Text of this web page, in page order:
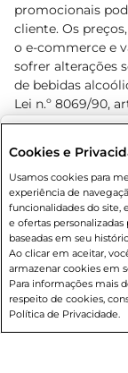
Rio de Janeiro
Caso queira
suas compras:
Entrega em
promocionais
cliente. Os
o e-commerce e
sofrer alterações
de bebidas
Lei n.º 8069/90,
Adolescente).
prévio. O valor
80,00.
©
Cookies e
Usamos cookies para
experiência de
funcionalidades do site,
e ofertas personalizadas
baseadas em seu
Ao clicar em aceitar,
armazenar cookies em
Para informações mais
respeito de cookies,
Política de Privacidade.